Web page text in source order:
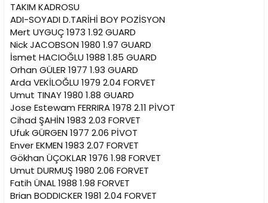
TAKIM KADROSU
ADI-SOYADI D.TARİHİ BOY POZİSYON
Mert UYGUÇ 1973 1.92 GUARD
Nick JACOBSON 1980 1.97 GUARD
İsmet HACIOĞLU 1988 1.85 GUARD
Orhan GÜLER 1977 1.93 GUARD
Arda VEKİLOĞLU 1979 2.04 FORVET
Umut TINAY 1980 1.88 GUARD
Jose Estewam FERRIRA 1978 2.11 PİVOT
Cihad ŞAHİN 1983 2.03 FORVET
Ufuk GÜRGEN 1977 2.06 PİVOT
Enver EKMEN 1983 2.07 FORVET
Gökhan ÜÇOKLAR 1976 1.98 FORVET
Umut DURMUŞ 1980 2.06 FORVET
Fatih ÜNAL 1988 1.98 FORVET
Brian BODDICKER 1981 2.04 FORVET